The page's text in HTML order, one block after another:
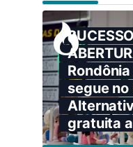
segue no
gratuita